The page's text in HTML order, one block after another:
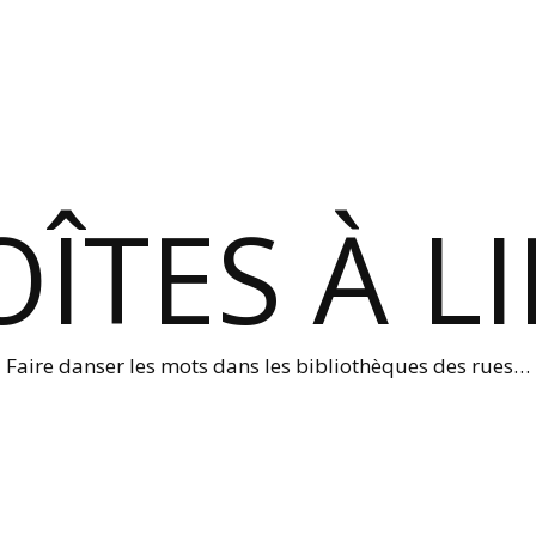
À
Faire danser les mots dans les bibliothèques des rues…